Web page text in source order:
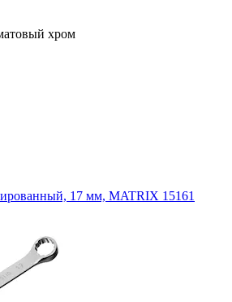
хром
17 мм, MATRIX 15161